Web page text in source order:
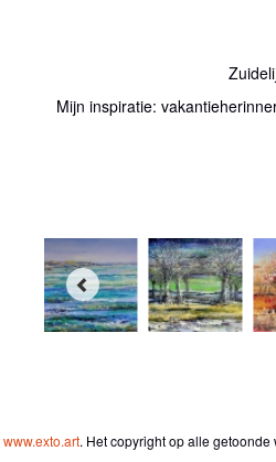
Mijn inspiratie:
www.exto.art. Het copyright op alle